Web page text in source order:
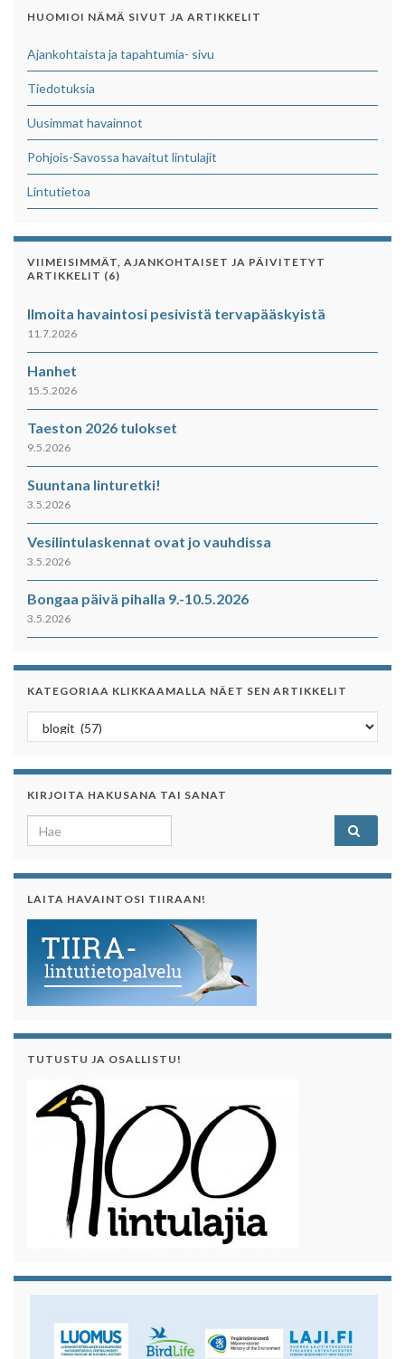
HUOMIOI NÄMÄ SIVUT JA ARTIKKELIT
Ajankohtaista ja tapahtumia- sivu
Tiedotuksia
Uusimmat havainnot
Pohjois-Savossa havaitut lintulajit
Lintutietoa
VIIMEISIMMÄT, AJANKOHTAISET JA PÄIVITETYT
ARTIKKELIT (6)
Ilmoita havaintosi pesivistä tervapääskyistä
11.7.2026
Hanhet
15.5.2026
Taeston 2026 tulokset
9.5.2026
Suuntana linturetki!
3.5.2026
Vesilintulaskennat ovat jo vauhdissa
3.5.2026
Bongaa päivä pihalla 9.-10.5.2026
3.5.2026
KATEGORIAA KLIKKAAMALLA NÄET SEN ARTIKKELIT
Kategoriaa klikkaamalla näet sen artikkelit
KIRJOITA HAKUSANA TAI SANAT
Search for:
LAITA HAVAINTOSI TIIRAAN!
TUTUSTU JA OSALLISTU!